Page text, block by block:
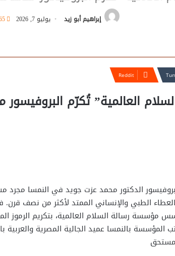
إبراهيم أبو زيد يوليو 7, 2026
العالمية” تُكرّم
الدكتور محمد عزت جويد في النمسا مجرد
الطبي والإنساني الممتد لأكثر من نصف قرن.
رسالة السلام العالمية، بتكريم الرموز
بالنمسا عميد الجالية المصرية والعربية